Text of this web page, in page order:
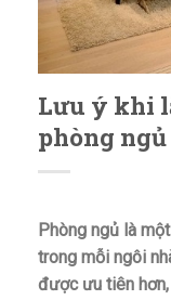
Lưu ý khi
phòng ngủ
Phòng ngủ là
trong mỗi ngôi
được ưu tiên